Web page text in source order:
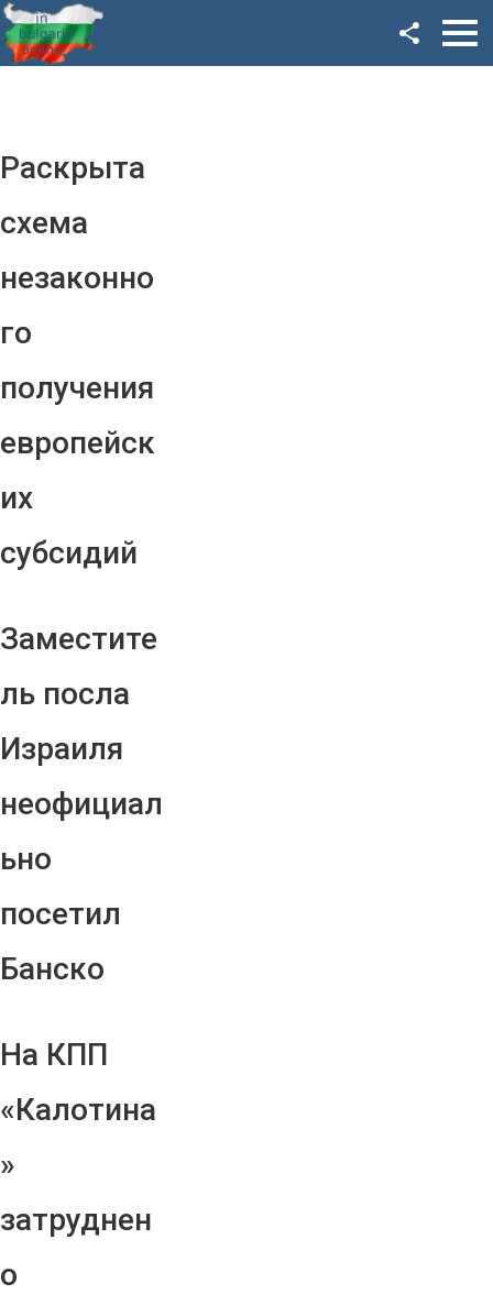
Раскрыта
схема
незаконно
го
получения
европейск
их
субсидий
Заместите
ль посла
Израиля
неофициал
ьно
посетил
Банско
На КПП
«Калотина
»
затруднен
о